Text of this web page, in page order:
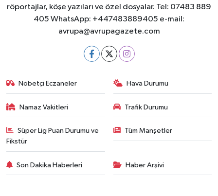
röportajlar, köşe yazıları ve özel dosyalar. Tel: 07483 889
405 WhatsApp: +447483889405 e-mail:
avrupa@avrupagazete.com
Nöbetçi Eczaneler Hava Durumu
Namaz Vakitleri Trafik Durumu
Süper Lig Puan Durumu ve
Fikstür
Tüm Manşetler
Son Dakika Haberleri Haber Arşivi